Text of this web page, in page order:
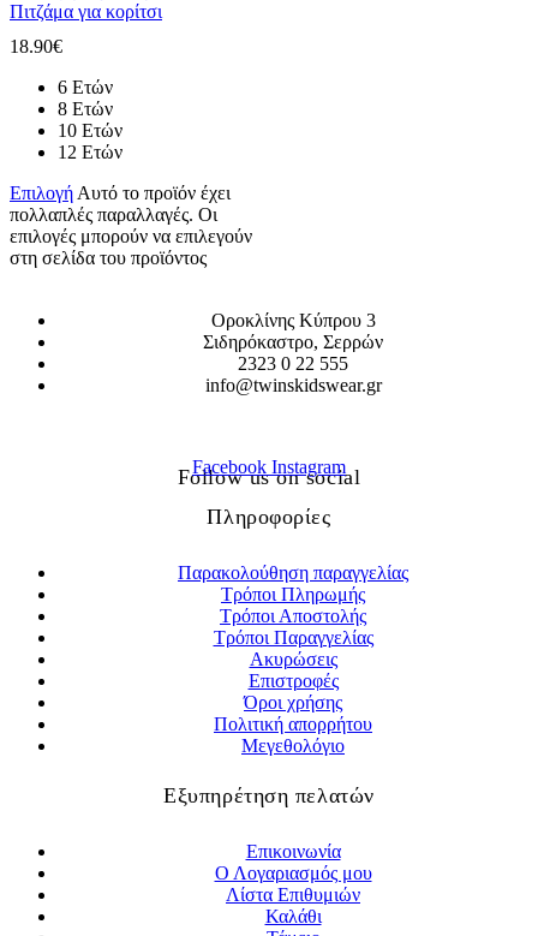
Πιτζάμα για κορίτσι
18.90€
6 Ετών
8 Ετών
10 Ετών
12 Ετών
Επιλογή Αυτό το προϊόν έχει
πολλαπλές παραλλαγές. Οι
επιλογές μπορούν να επιλεγούν
στη σελίδα του προϊόντος
Οροκλίνης Κύπρου 3
Σιδηρόκαστρο, Σερρών
2323 0 22 555
info@twinskidswear.gr
Follow us on social
Facebook Instagram
Πληροφορίες
Παρακολούθηση παραγγελίας
Τρόποι Πληρωμής
Τρόποι Αποστολής
Τρόποι Παραγγελίας
Ακυρώσεις
Επιστροφές
Όροι χρήσης
Πολιτική απορρήτου
Μεγεθολόγιο
Εξυπηρέτηση πελατών
Επικοινωνία
Ο Λογαριασμός μου
Λίστα Επιθυμιών
Καλάθι